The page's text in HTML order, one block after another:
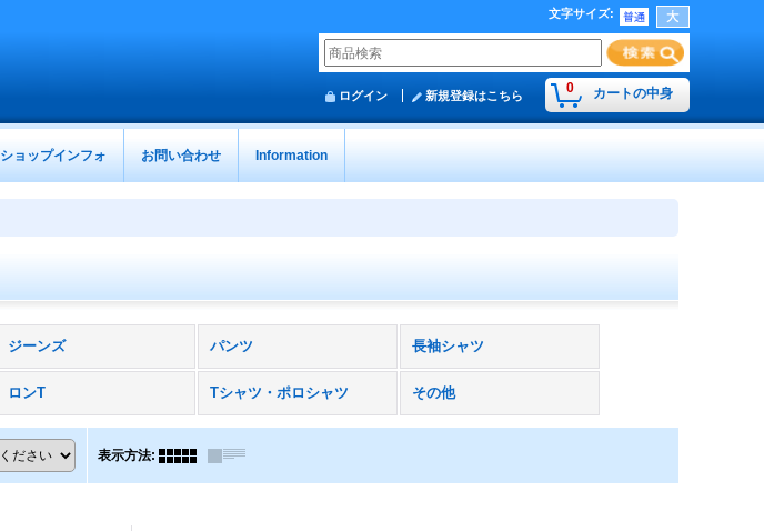
文字サイズ:
0 カートの中身
ログイン 新規登録はこちら
ショップインフォ お問い合わせ Information
ジーンズ パンツ 長袖シャツ
ロンT Tシャツ・ポロシャツ その他
表示方法: